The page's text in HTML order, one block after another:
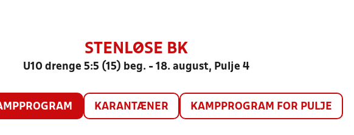
STENLØSE BK
U10 drenge 5:5 (15) beg. - 18. august, Pulje 4
KARANTÆNER KAMPPROGRAM FOR PULJE